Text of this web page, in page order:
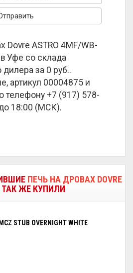
Dovre ASTRO 4MF/WB-
Уфе со склада
дилера за 0 руб..
артикул 00004875 и
телефону +7 (917) 578-
18:00 (МСК).
ПЕЧЬ НА ДРОВАХ DOVRE
ТАК ЖЕ КУПИЛИ
STUB OVERNIGHT WHITE